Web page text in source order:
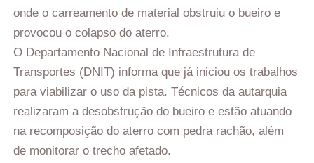
onde o carreamento de material obstruiu o bueiro e
provocou o colapso do aterro.
O Departamento Nacional de Infraestrutura de
Transportes (DNIT) informa que já iniciou os trabalhos
para viabilizar o uso da pista. Técnicos da autarquia
realizaram a desobstrução do bueiro e estão atuando
na recomposição do aterro com pedra rachão, além
de monitorar o trecho afetado.